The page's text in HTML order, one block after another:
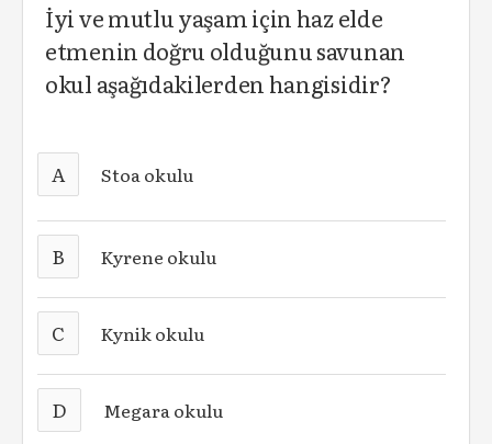
İyi ve mutlu yaşam için haz elde
etmenin doğru olduğunu savunan
okul aşağıdakilerden hangisidir?
A Stoa okulu
B Kyrene okulu
C Kynik okulu
D Megara okulu